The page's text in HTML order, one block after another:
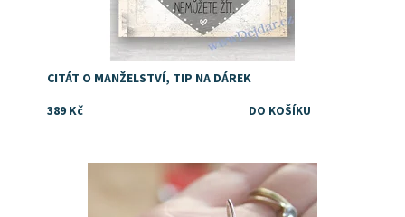
CITÁT O MANŽELSTVÍ, TIP NA DÁREK
389 Kč
Dostupnost: Skladem